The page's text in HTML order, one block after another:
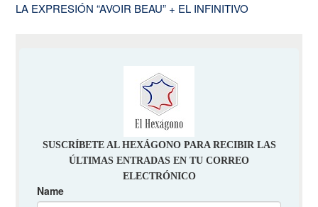
LA EXPRESIÓN “AVOIR BEAU” + EL INFINITIVO